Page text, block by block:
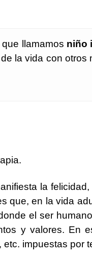
llamamos niño
la vida con otros
la
que, en la vida
el ser
y valores. En
impuestas por